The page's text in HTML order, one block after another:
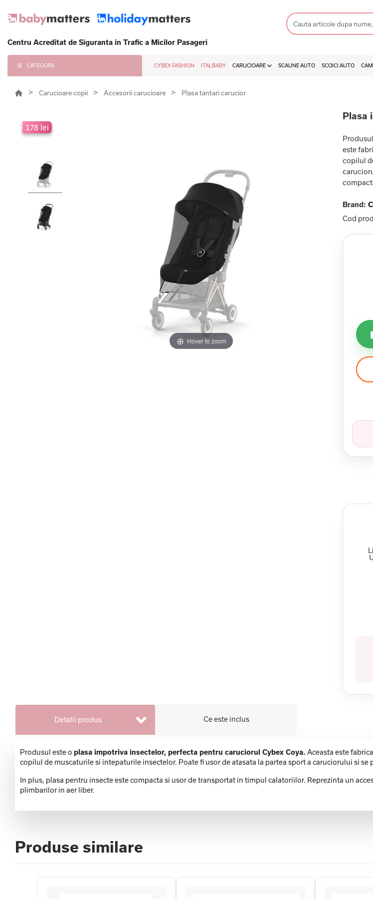
Centru Acreditat de Siguranta in Trafic a Micilor Pasageri
CATEGORII CYBEX FASHION ITALBABY CARUCIOARE SCAUNE AUTO SCOICI AUTO
Carucioare copii Accesorii carucioare Plasa tantari carucior
178 lei
Hover to zoom
Plasa
este
copilul
Brand:
Cod
Detalii produs Ce este inclus
Produsul este o plasa impotriva insectelor, perfecta pentru caruciorul Cybex Coya. Aceasta este
copilul de muscaturile si intepaturile insectelor. Poate fi usor de atasata la partea sport a caruciorului si se
In plus, plasa pentru insecte este compacta si usor de transportat in timpul calatoriilor. Reprezinta un
plimbarilor in aer liber.
Produse similare